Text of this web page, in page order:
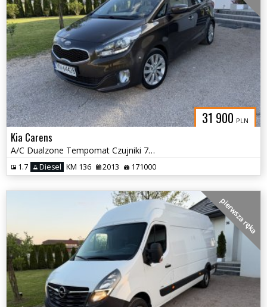
31 900 PLN
Kia Carens
A/C Dualzone Tempomat Czujniki 7 miejsc Led
1.7 Diesel KM 136 2013 171000
pierwsza ręka